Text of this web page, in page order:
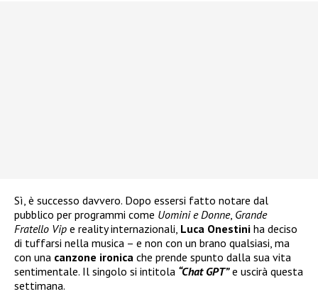
Sì, è successo davvero. Dopo essersi fatto notare dal
pubblico per programmi come Uomini e Donne, Grande
Fratello Vip e reality internazionali, Luca Onestini ha deciso
di tuffarsi nella musica – e non con un brano qualsiasi, ma
con una canzone ironica che prende spunto dalla sua vita
sentimentale. Il singolo si intitola “Chat GPT” e uscirà questa
settimana.